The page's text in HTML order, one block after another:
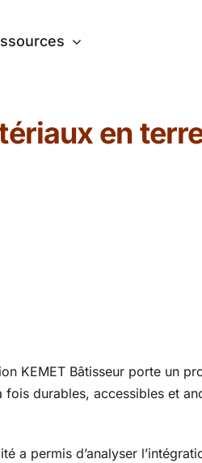
en
KEMET Bâtisseur porte un
durables, accessibles et
a permis d’analyser